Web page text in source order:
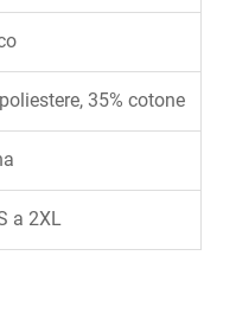
35% cotone
a 2XL